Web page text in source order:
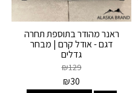
ראנר מהודר בתוספת תחרה
דגם - אודל קרם | מבחר
גדלים
₪129
₪30